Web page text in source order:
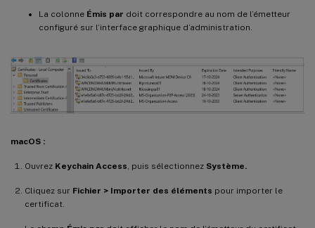
La colonne Émis par doit correspondre au nom de l’émetteur
configuré sur l’interface graphique d’administration.
macOS :
Ouvrez Keychain Access , puis sélectionnez Système.
Cliquez sur Fichier > Importer des éléments pour importer le
certificat.